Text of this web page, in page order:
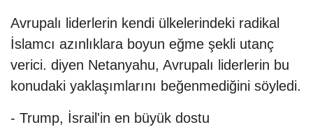
Avrupalı liderlerin kendi ülkelerindeki radikal
İslamcı azınlıklara boyun eğme şekli utanç
verici. diyen Netanyahu, Avrupalı liderlerin bu
konudaki yaklaşımlarını beğenmediğini söyledi.
- Trump, İsrail'in en büyük dostu